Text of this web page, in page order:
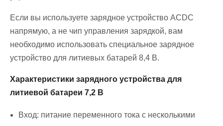
Если вы используете зарядное устройство ACDC
напрямую, а не чип управления зарядкой, вам
необходимо использовать специальное зарядное
устройство для литиевых батарей 8,4 В.
Характеристики зарядного устройства для
литиевой батареи 7,2 В
Вход: питание переменного тока с несколькими